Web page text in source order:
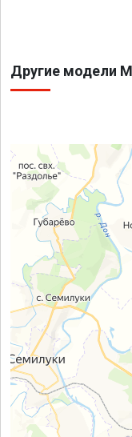
Другие модели